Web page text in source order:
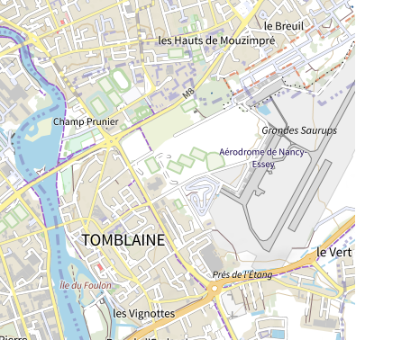
La Meurthe & Moselle en instantanée,
recherchez ce que vous voulez